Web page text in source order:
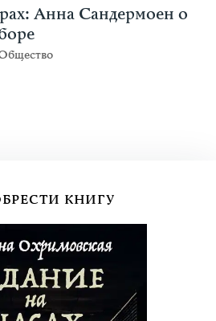
Анна Сандермоен о
КНИГУ